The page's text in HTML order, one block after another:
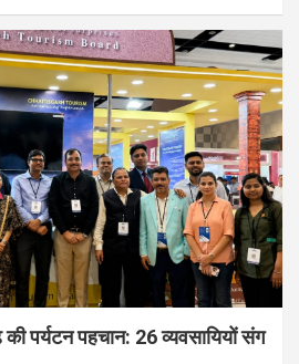
पर्यटन पहचान: 26 व्यवसायियों संग